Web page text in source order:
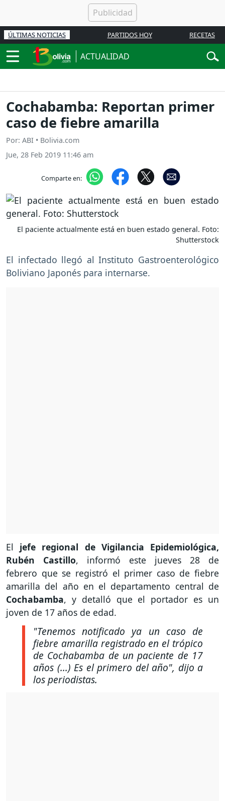
ÚLTIMAS NOTICIAS PARTIDOS HOY RECETAS
ACTUALIDAD
Cochabamba: Reportan primer
caso de fiebre amarilla
Por: ABI • Bolivia.com
Jue, 28 Feb 2019 11:46 am
Comparte en:
El paciente actualmente está en buen estado general. Foto:
Shutterstock
El infectado llegó al Instituto Gastroenterológico
Boliviano Japonés para internarse.
El jefe regional de Vigilancia Epidemiológica,
Rubén Castillo, informó este jueves 28 de
febrero que se registró el primer caso de fiebre
amarilla del año en el departamento central de
Cochabamba, y detalló que el portador es un
joven de 17 años de edad.
"Tenemos notificado ya un caso de
fiebre amarilla registrado en el trópico
de Cochabamba de un paciente de 17
años (...) Es el primero del año", dijo a
los periodistas.